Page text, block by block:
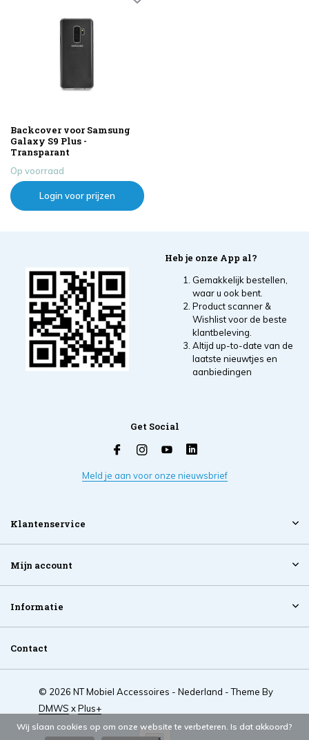
Backcover voor Samsung
Galaxy S9 Plus -
Transparant
Op voorraad
Login voor prijzen
Heb je onze App al?
Gemakkelijk bestellen,
waar u ook bent.
Product scanner &
Wishlist voor de beste
klantbeleving.
Altijd up-to-date van de
laatste nieuwtjes en
aanbiedingen
Get Social
Meld je aan voor onze nieuwsbrief
Klantenservice
Mijn account
Informatie
Contact
© 2026 NT Mobiel Accessoires - Nederland - Theme By
DMWS xPlus+
Wij slaan cookies op om onze website te verbeteren. Is dat akkoord?